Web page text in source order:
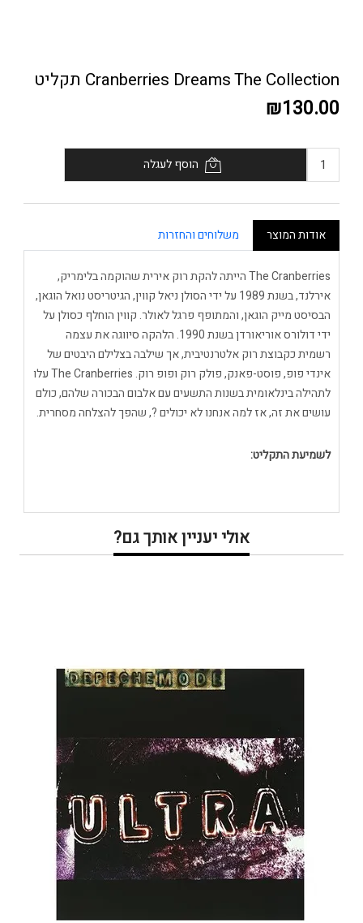
Cranberries Dreams The Collection תקליט
₪130.00
הוסף לעגלה
אודות המוצר משלוחים והחזרות
The Cranberries הייתה להקת רוק אירית שהוקמה בלימריק,
אירלנד, בשנת 1989 על ידי הסולן ניאל קווין, הגיטריסט נואל הוגאן,
הבסיסט מייק הוגאן, והמתופף פרגל לאולר. קווין הוחלף כסולן על
ידי דולורס אוריאורדן בשנת 1990. הלהקה סיווגה את עצמה
רשמית כקבוצת רוק אלטרנטיבית, אך שילבה בצלילם היבטים של
אינדי פופ, פוסט-פאנק, פולק רוק ופופ רוק. The Cranberries עלו
לתהילה בינלאומית בשנות התשעים עם אלבום הבכורה שלהם, כולם
עושים את זה, אז למה אנחנו לא יכולים ?, שהפך להצלחה מסחרית.
לשמיעת התקליט:
אולי יעניין אותך גם?